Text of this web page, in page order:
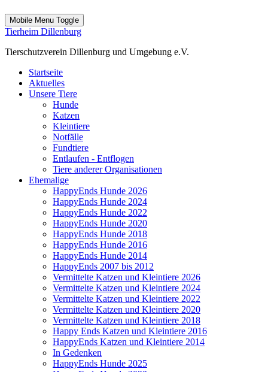
Mobile Menu Toggle
Tierheim Dillenburg
Tierschutzverein Dillenburg und Umgebung e.V.
Startseite
Aktuelles
Unsere Tiere
Hunde
Katzen
Kleintiere
Notfälle
Fundtiere
Entlaufen - Entflogen
Tiere anderer Organisationen
Ehemalige
HappyEnds Hunde 2026
HappyEnds Hunde 2024
HappyEnds Hunde 2022
HappyEnds Hunde 2020
HappyEnds Hunde 2018
HappyEnds Hunde 2016
HappyEnds Hunde 2014
HappyEnds 2007 bis 2012
Vermittelte Katzen und Kleintiere 2026
Vermittelte Katzen und Kleintiere 2024
Vermittelte Katzen und Kleintiere 2022
Vermittelte Katzen und Kleintiere 2020
Vermittelte Katzen und Kleintiere 2018
Happy Ends Katzen und Kleintiere 2016
HappyEnds Katzen und Kleintiere 2014
In Gedenken
HappyEnds Hunde 2025